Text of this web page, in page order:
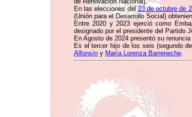
En las elecciones del23 de octubre de
(Unión para el Desarrollo Social)
Entre 2020 y 2023 ejerció como
designado por el presidente del Partido
En Agosto de 2024 presentó su
Es el tercer hijo de los seis (segundo
Alfonsín y María Lorenza Barreneche.